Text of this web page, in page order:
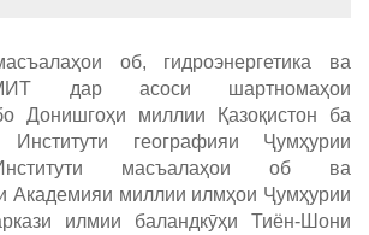
об, гидроэнергетика ва
дар асоси шартномаҳои
Донишгоҳи миллии Қазоқистон ба
географияи Ҷумҳурии
масъалаҳои об ва
Академияи миллии илмҳои Ҷумҳурии
илмии баландкӯҳи Тиён-Шони